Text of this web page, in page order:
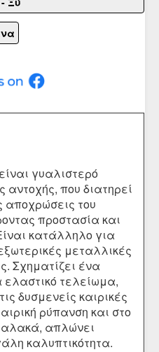
γυαλιστερό
που διατηρεί
αποχρώσεις του
προστασία και
κατάλληλο για
μεταλλικές
Σχηματίζει ένα
ελαστικό τελείωμα,
δυσμενείς καιρικές
ρύπανση και στο
απλώνει
καλυπτικότητα.